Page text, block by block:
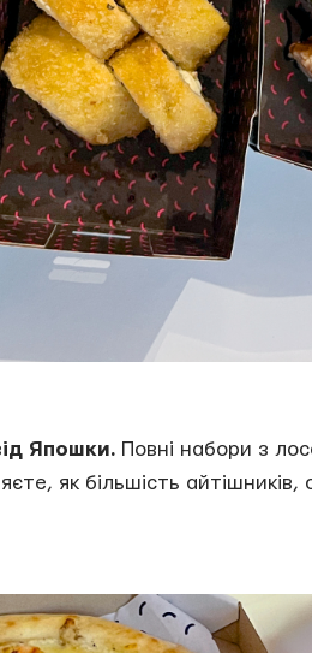
Япошки. Повні набори з
як більшість айтішників,